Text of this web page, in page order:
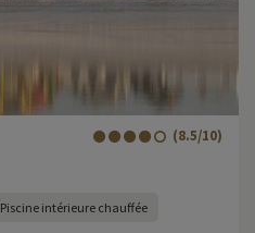
(8.5/10)
Piscine intérieure chauffée